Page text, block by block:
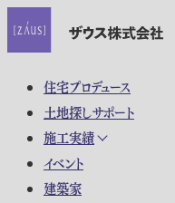
住宅プロデュース
土地探しサポート
施工実績
イベント
建築家